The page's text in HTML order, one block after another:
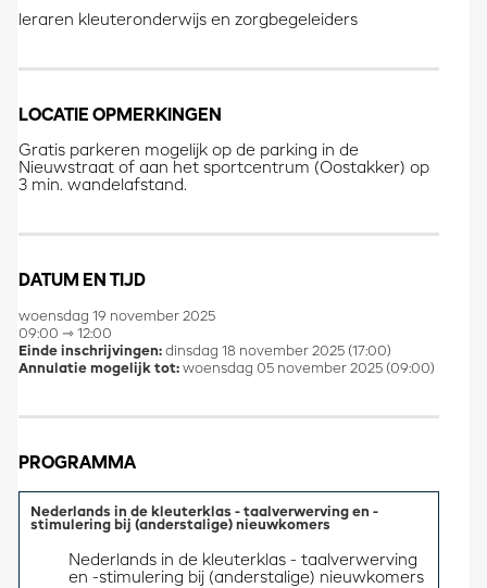
leraren kleuteronderwijs en zorgbegeleiders
LOCATIE OPMERKINGEN
Gratis parkeren mogelijk op de parking in de
Nieuwstraat of aan het sportcentrum (Oostakker) op
3 min. wandelafstand.
DATUM EN TIJD
woensdag 19 november 2025
09:00 ⇾ 12:00
Einde inschrijvingen: dinsdag 18 november 2025 (17:00)
Annulatie mogelijk tot: woensdag 05 november 2025 (09:00)
PROGRAMMA
Nederlands in de kleuterklas - taalverwerving en -
stimulering bij (anderstalige) nieuwkomers
Nederlands in de kleuterklas - taalverwerving
en -stimulering bij (anderstalige) nieuwkomers